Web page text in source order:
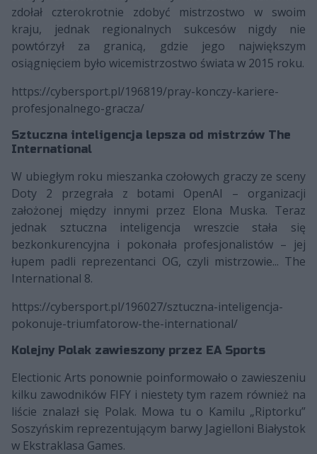
zdołał czterokrotnie zdobyć mistrzostwo w swoim
kraju, jednak regionalnych sukcesów nigdy nie
powtórzył za granicą, gdzie jego największym
osiągnięciem było wicemistrzostwo świata w 2015 roku.
https://cybersport.pl/196819/pray-konczy-kariere-
profesjonalnego-gracza/
Sztuczna inteligencja lepsza od mistrzów The
International
W ubiegłym roku mieszanka czołowych graczy ze sceny
Doty 2 przegrała z botami OpenAI – organizacji
założonej między innymi przez Elona Muska. Teraz
jednak sztuczna inteligencja wreszcie stała się
bezkonkurencyjna i pokonała profesjonalistów – jej
łupem padli reprezentanci OG, czyli mistrzowie... The
International 8.
https://cybersport.pl/196027/sztuczna-inteligencja-
pokonuje-triumfatorow-the-international/
Kolejny Polak zawieszony przez EA Sports
Electionic Arts ponownie poinformowało o zawieszeniu
kilku zawodników FIFY i niestety tym razem również na
liście znalazł się Polak. Mowa tu o Kamilu „Riptorku”
Soszyńskim reprezentującym barwy Jagielloni Białystok
w Ekstraklasa Games.